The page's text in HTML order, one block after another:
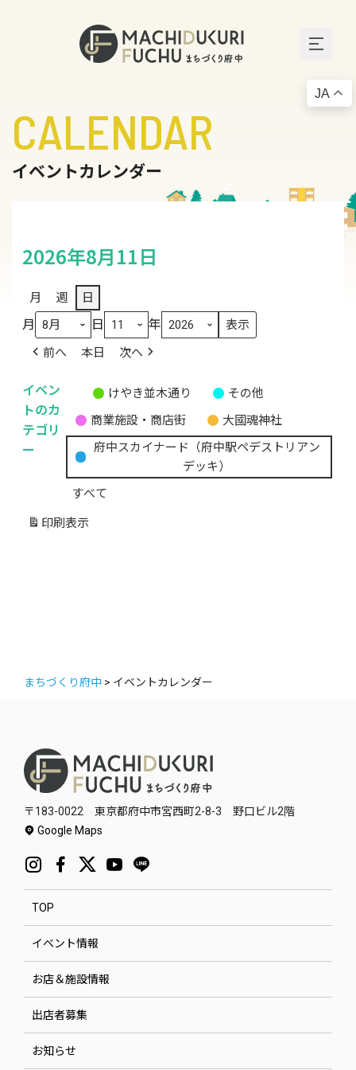
CALENDAR
イベントカレンダー
2026年8月11日
月 週 日
月 日 年
前へ 本日 次へ
イベン
トのカ
テゴリ
ー
題
の
カ
テ
ゴ
リ
けやき並木通り
その他
商業施設・商店街
大國魂神社
府中スカイナード（府中駅ペデストリアン
デッキ）
すべて
印刷 表示
まちづくり府中 > イベントカレンダー
〒183-0022 東京都府中市宮西町2-8-3 野口ビル2階
Google Maps
TOP
イベント情報
お店＆施設情報
出店者募集
お知らせ
JA